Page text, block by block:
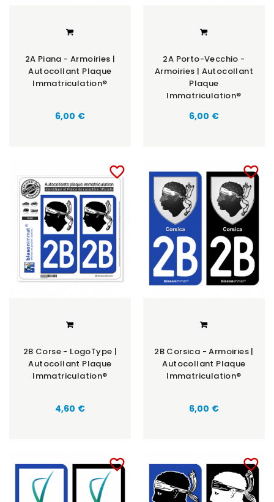
2A Piana - Armoiries |
Autocollant Plaque
Immatriculation®
6,00 €
2A Porto-Vecchio -
Armoiries | Autocollant
Plaque
Immatriculation®
6,00 €
favorite_border
2B Corse - LogoType |
Autocollant Plaque
Immatriculation®
4,60 €
favorite_border
2B Corsica - Armoiries |
Autocollant Plaque
Immatriculation®
6,00 €
favorite_border favorite_border